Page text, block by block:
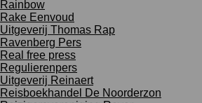
Rainbow
Rake Eenvoud
Uitgeverij Thomas Rap
Ravenberg Pers
Real free press
Regulierenpers
Uitgeverij Reinaert
Reisboekhandel De Noorderzon